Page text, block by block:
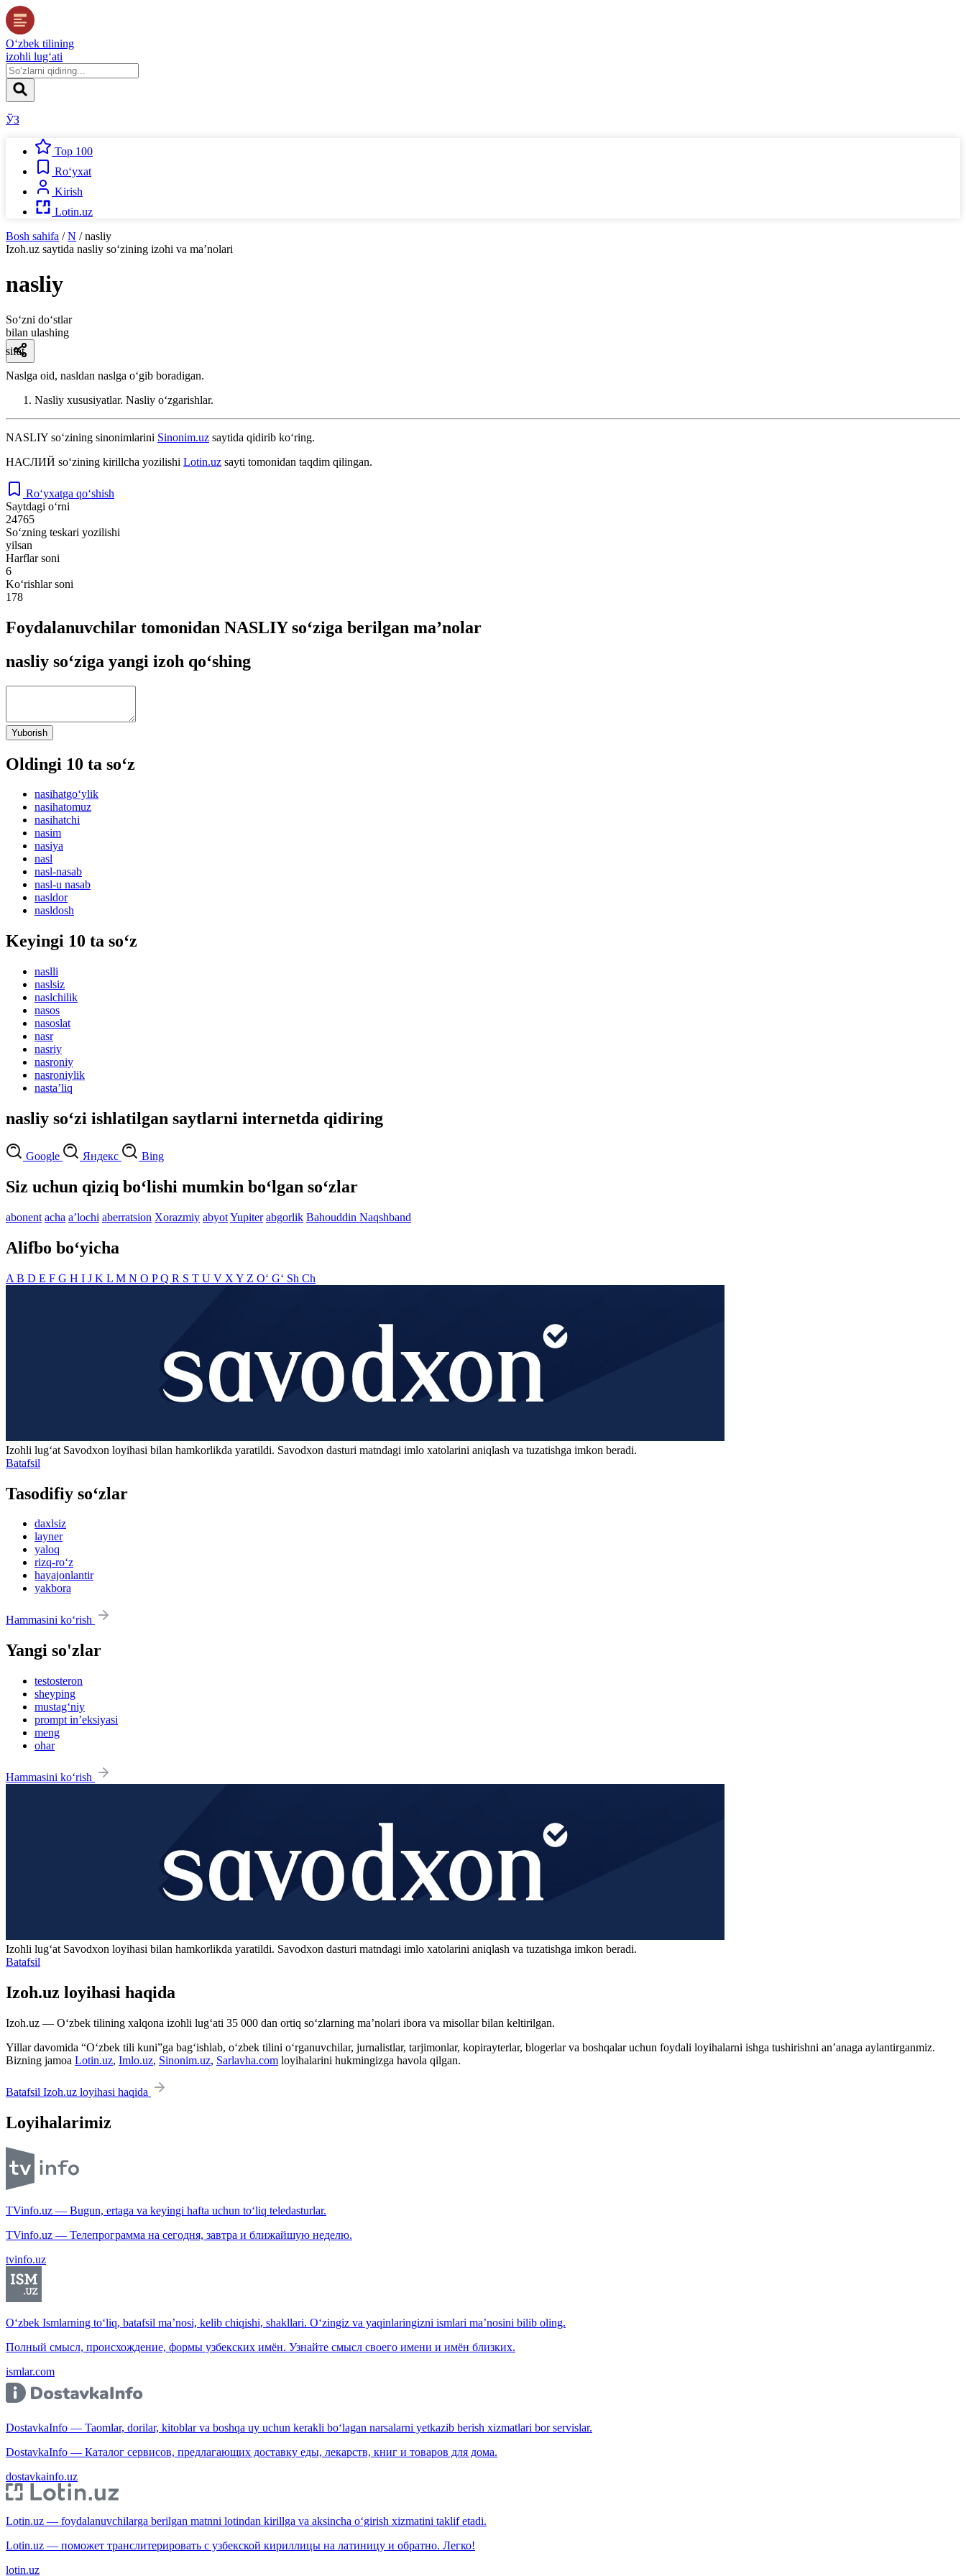
O‘zbek tilining
izohli lug‘ati
ЎЗ
Top 100
Ro‘yxat
Kirish
Lotin.uz
Bosh sahifa / N / nasliy
Izoh.uz saytida nasliy so‘zining izohi va ma’nolari
nasliy
So‘zni do‘stlar
bilan ulashing
sifat
Naslga oid, nasldan naslga oʻgib boradigan.
Nasliy xususiyatlar. Nasliy oʻzgarishlar.
NASLIY so‘zining sinonimlarini Sinonim.uz saytida qidirib ko‘ring.
НАСЛИЙ so‘zining kirillcha yozilishi Lotin.uz sayti tomonidan taqdim qilingan.
Ro‘yxatga qo‘shish
Saytdagi o‘rni
24765
So‘zning teskari yozilishi
yilsan
Harflar soni
6
Ko‘rishlar soni
178
Foydalanuvchilar tomonidan NASLIY so‘ziga berilgan ma’nolar
nasliy so‘ziga yangi izoh qo‘shing
Yuborish
Oldingi 10 ta so‘z
nasihatgo‘ylik
nasihatomuz
nasihatchi
nasim
nasiya
nasl
nasl-nasab
nasl-u nasab
nasldor
nasldosh
Keyingi 10 ta so‘z
naslli
naslsiz
naslchilik
nasos
nasoslat
nasr
nasriy
nasroniy
nasroniylik
nastaʼliq
nasliy so‘zi ishlatilgan saytlarni internetda qidiring
Google Яндекс Bing
Siz uchun qiziq bo‘lishi mumkin bo‘lgan so‘zlar
abonent acha aʼlochi aberratsion Xorazmiy abyotYupiter abgorlik Bahouddin Naqshband
Alifbo bo‘yicha
A B D E F G H I J K L M N O PQ R S T U V X Y Z O‘ G‘ Sh Ch
Izohli lugʻat Savodxon loyihasi bilan hamkorlikda yaratildi. Savodxon dasturi matndagi imlo xatolarini aniqlash va tuzatishga imkon beradi.
Batafsil
Tasodifiy so‘zlar
daxlsiz
layner
yaloq
rizq-ro‘z
hayajonlantir
yakbora
Hammasini ko‘rish
Yangi so'zlar
testosteron
sheyping
mustag‘niy
prompt in’eksiyasi
meng
ohar
Hammasini ko‘rish
Izohli lugʻat Savodxon loyihasi bilan hamkorlikda yaratildi. Savodxon dasturi matndagi imlo xatolarini aniqlash va tuzatishga imkon beradi.
Batafsil
Izoh.uz loyihasi haqida
Izoh.uz — O‘zbek tilining xalqona izohli lug‘ati 35 000 dan ortiq so‘zlarning ma’nolari ibora va misollar bilan keltirilgan.
Yillar davomida “O‘zbek tili kuni”ga bag‘ishlab, o‘zbek tilini o‘rganuvchilar, jurnalistlar, tarjimonlar, kopirayterlar, blogerlar va boshqalar uchun foydali loyihalarni ishga tushirishni an’anaga aylantirganmiz.
Bizning jamoa Lotin.uz, Imlo.uz, Sinonim.uz, Sarlavha.com loyihalarini hukmingizga havola qilgan.
Batafsil Izoh.uz loyihasi haqida
Loyihalarimiz
TVinfo.uz — Bugun, ertaga va keyingi hafta uchun to‘liq teledasturlar.
TVinfo.uz — Телепрограмма на сегодня, завтра и ближайшую неделю.
tvinfo.uz
O‘zbek Ismlarning to‘liq, batafsil ma’nosi, kelib chiqishi, shakllari. O‘zingiz va yaqinlaringizni ismlari ma’nosini bilib oling.
Полный смысл, происхождение, формы узбекских имён. Узнайте смысл своего имени и имён близких.
ismlar.com
DostavkaInfo — Taomlar, dorilar, kitoblar va boshqa uy uchun kerakli bo‘lagan narsalarni yetkazib berish xizmatlari bor servislar.
DostavkaInfo — Каталог сервисов, предлагающих доставку еды, лекарств, книг и товаров для дома.
dostavkainfo.uz
Lotin.uz — foydalanuvchilarga berilgan matnni lotindan kirillga va aksincha o‘girish xizmatini taklif etadi.
Lotin.uz — поможет транслитерировать с узбекской кириллицы на латиницу и обратно. Легко!
lotin.uz